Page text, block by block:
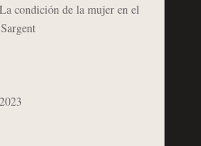
condición de la mujer en el